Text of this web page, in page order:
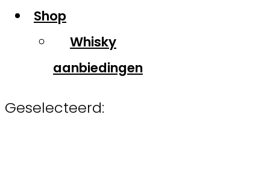
Shop
Whisky
aanbiedingen
Geselecteerd: